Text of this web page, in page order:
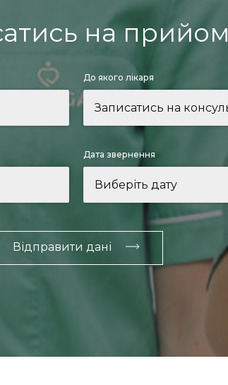
на прийом
До якого лікаря
Дата звернення
Відправити дані